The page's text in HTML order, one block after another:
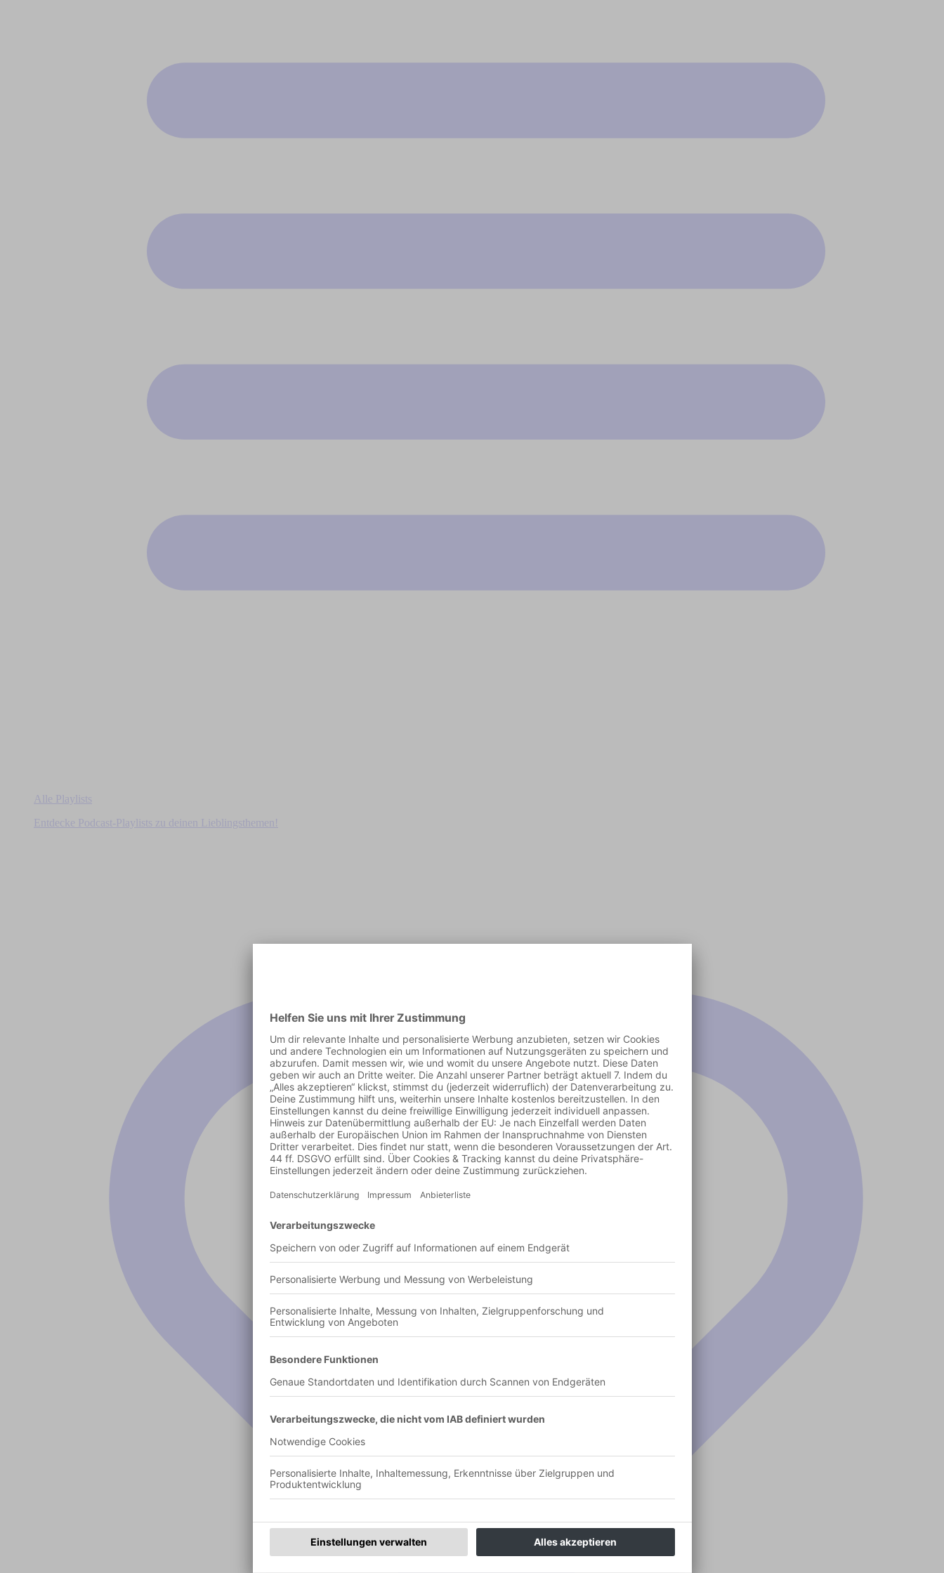
Alle Playlists
Entdecke Podcast-Playlists zu deinen Lieblingsthemen!